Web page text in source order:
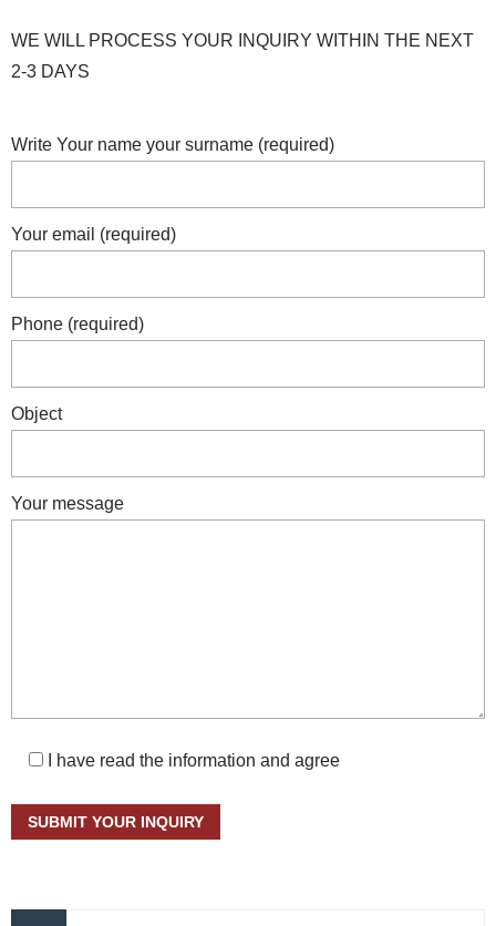
WE WILL PROCESS YOUR INQUIRY WITHIN THE NEXT
2-3 DAYS
Write Your name your surname (required)
Your email (required)
Phone (required)
Object
Your message
I have read the information and agree